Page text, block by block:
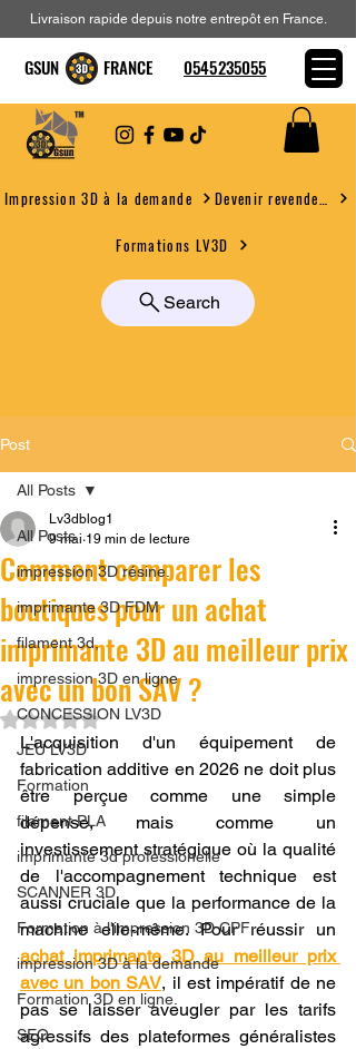
Impression 3D à la demande
Formations LV3D
Search
Livraison rapide depuis notre entrepôt en France.
GSUN FRANCE 0545235055
Post
All Posts
impression 3D résine.
imprimante 3D FDM
filament 3d,
impression 3D en ligne
CONCESSION LV3D
JEU LV3D
Formation
filament PLA
imprimante 3d professionelle
SCANNER 3D
Formation à l'impression 3D CPF
impression 3D à la demande
Formation 3D en ligne.
SEO
All Posts
Comment comparer les
boutiques pour un achat
imprimante 3D au meilleur prix
avec un bon SAV ?
Lv3dblog1
9 mai 19 min de lecture
Noté NaN étoiles sur 5.
L'acquisition d'un équipement de
fabrication additive en 2026 ne doit plus
être perçue comme une simple
dépense, mais comme un
investissement stratégique où la qualité
de l'accompagnement technique est
aussi cruciale que la performance de la
achat imprimante 3D au meilleur prix
avec un bon SAV, il est impératif de ne
pas se laisser aveugler par les tarifs
agressifs des plateformes généralistes